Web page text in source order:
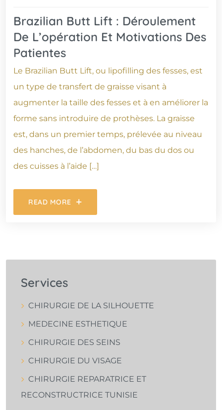
Brazilian Butt Lift : Déroulement
De L’opération Et Motivations Des
Patientes
Le Brazilian Butt Lift, ou lipofilling des fesses, est
un type de transfert de graisse visant à
augmenter la taille des fesses et à en améliorer la
forme sans introduire de prothèses. La graisse
est, dans un premier temps, prélevée au niveau
des hanches, de l’abdomen, du bas du dos ou
des cuisses à l’aide […]
READ MORE
Services
CHIRURGIE DE LA SILHOUETTE
MEDECINE ESTHETIQUE
CHIRURGIE DES SEINS
CHIRURGIE DU VISAGE
CHIRURGIE REPARATRICE ET
RECONSTRUCTRICE TUNISIE